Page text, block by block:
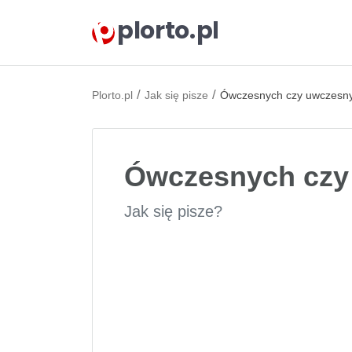
plorto.pl
Plorto.pl / Jak się pisze / Ówczesnych czy
Ówczesnych
Jak się pisze?